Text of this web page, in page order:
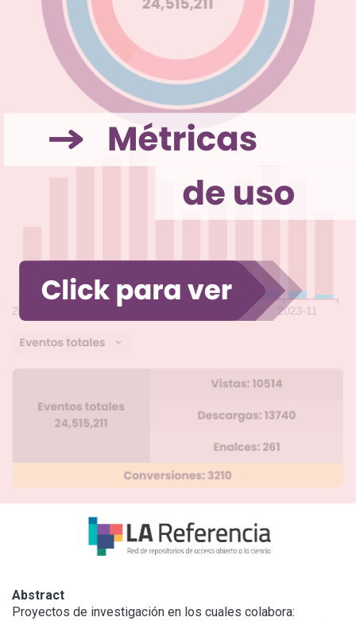
Abstract
Proyectos de investigación en los cuales colabora: